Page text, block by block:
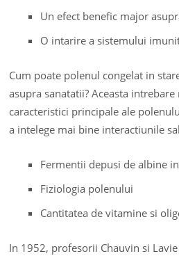
Un efect benefic major
O intarire a sistemului
Cum poate polenul congelat in
asupra sanatatii? Aceasta
caracteristici principale ale
a intelege mai bine interactiunile
Fermentii depusi de albine
Fiziologia polenului
Cantitatea de vitamine si
In 1952, profesorii Chauvin si